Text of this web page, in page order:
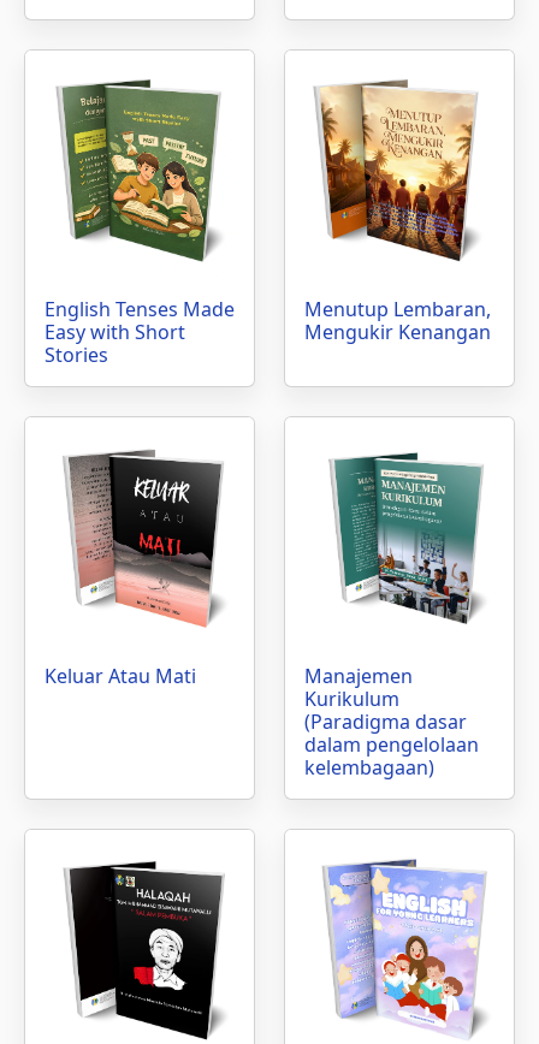
English Tenses Made
Easy with Short
Stories
Menutup Lembaran,
Mengukir Kenangan
Keluar Atau Mati
Manajemen
Kurikulum
(Paradigma dasar
dalam pengelolaan
kelembagaan)